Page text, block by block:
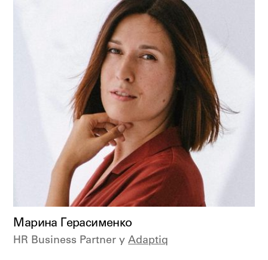
Марина Герасименко
HR Business Partner уAdaptiq